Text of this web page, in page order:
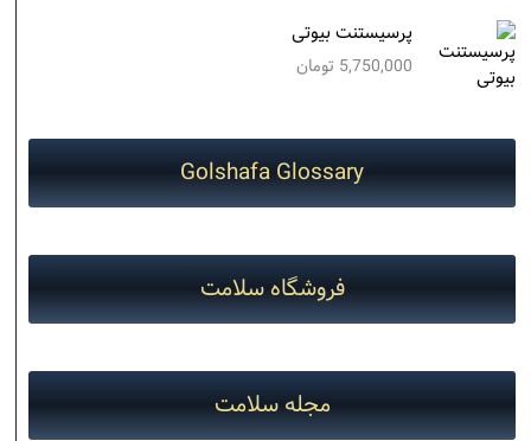
پرسیستنت بیوتی
5,750,000 تومان
Golshafa Glossary
فروشگاه سلامت
مجله سلامت